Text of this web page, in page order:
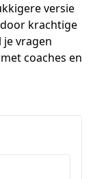
versie
krachtige
je vragen
coaches en